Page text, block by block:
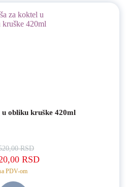
u obliku kruške 420ml
RSD
cena je bila: 2.520,00
RSD
PDV-om